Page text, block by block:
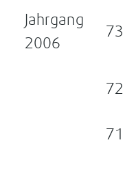
Jahrgang
2006
73
72
71